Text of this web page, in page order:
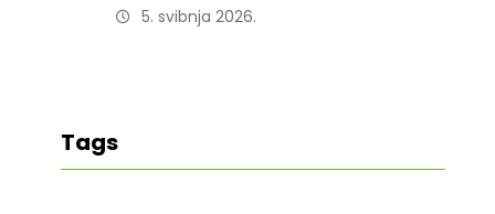
5. svibnja 2026.
Tags